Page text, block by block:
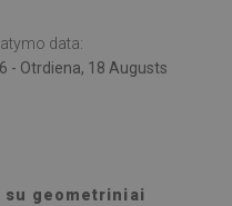
data:
- Otrdiena, 18 Augusts
geometriniai